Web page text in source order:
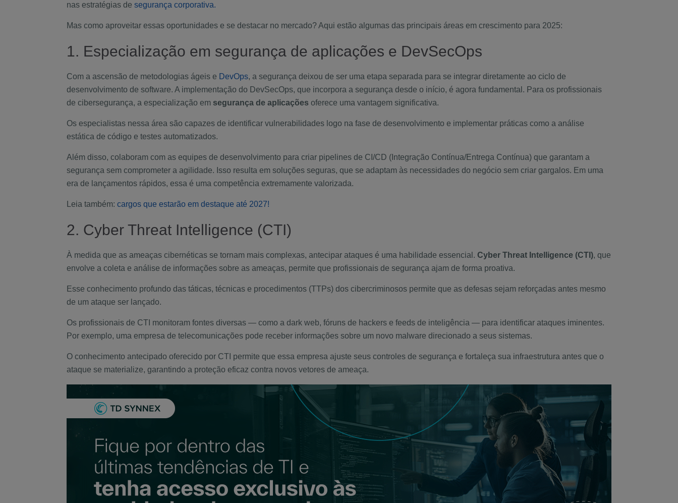
nas estratégias de segurança corporativa.
Mas como aproveitar essas oportunidades e se destacar no mercado? Aqui estão algumas das principais áreas em crescimento para 2025:
1. Especialização em segurança de aplicações e DevSecOps
Com a ascensão de metodologias ágeis e DevOps, a segurança deixou de ser uma etapa separada para se integrar diretamente ao ciclo de
desenvolvimento de software. A implementação do DevSecOps, que incorpora a segurança desde o início, é agora fundamental. Para os profissionais
de cibersegurança, a especialização em segurança de aplicações oferece uma vantagem significativa.
Os especialistas nessa área são capazes de identificar vulnerabilidades logo na fase de desenvolvimento e implementar práticas como a análise
estática de código e testes automatizados.
Além disso, colaboram com as equipes de desenvolvimento para criar pipelines de CI/CD (Integração Contínua/Entrega Contínua) que garantam a
segurança sem comprometer a agilidade. Isso resulta em soluções seguras, que se adaptam às necessidades do negócio sem criar gargalos. Em uma
era de lançamentos rápidos, essa é uma competência extremamente valorizada.
Leia também: cargos que estarão em destaque até 2027!
2. Cyber Threat Intelligence (CTI)
À medida que as ameaças cibernéticas se tornam mais complexas, antecipar ataques é uma habilidade essencial. Cyber Threat Intelligence (CTI), que
envolve a coleta e análise de informações sobre as ameaças, permite que profissionais de segurança ajam de forma proativa.
Esse conhecimento profundo das táticas, técnicas e procedimentos (TTPs) dos cibercriminosos permite que as defesas sejam reforçadas antes mesmo
de um ataque ser lançado.
Os profissionais de CTI monitoram fontes diversas — como a dark web, fóruns de hackers e feeds de inteligência — para identificar ataques iminentes.
Por exemplo, uma empresa de telecomunicações pode receber informações sobre um novo malware direcionado a seus sistemas.
O conhecimento antecipado oferecido por CTI permite que essa empresa ajuste seus controles de segurança e fortaleça sua infraestrutura antes que o
ataque se materialize, garantindo a proteção eficaz contra novos vetores de ameaça.